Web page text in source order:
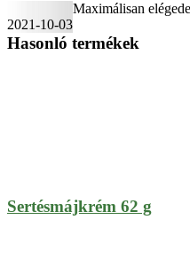
2021-10-03
Maximálisan
Hasonló termékek
Sertésmájkrém 62 g